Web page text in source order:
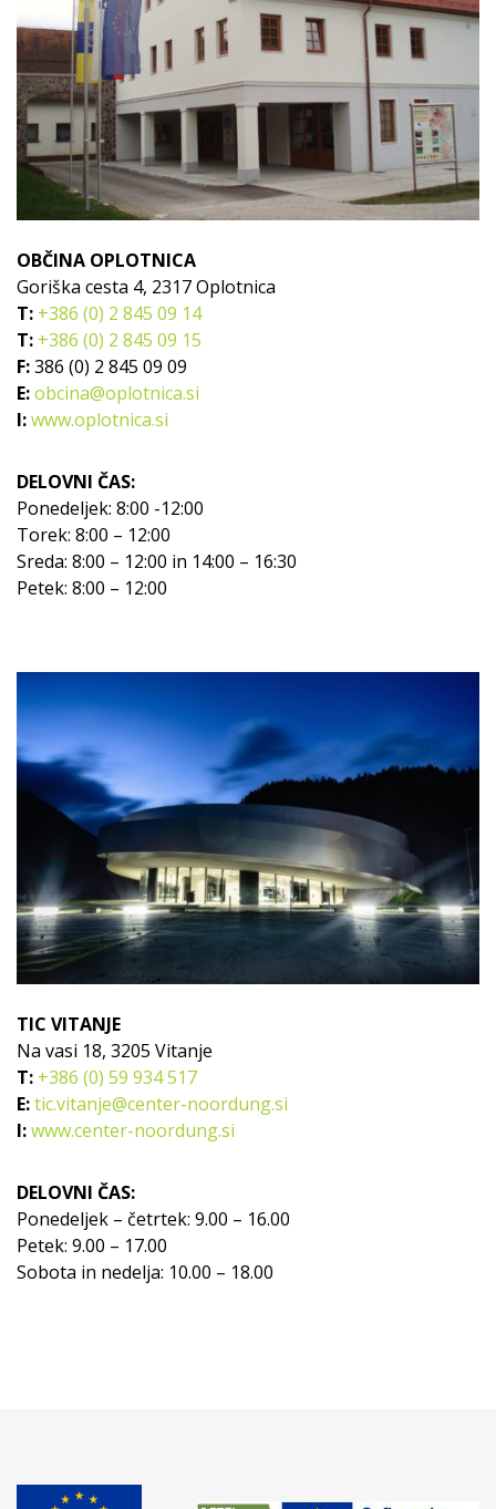
OBČINA OPLOTNICA
Goriška cesta 4, 2317 Oplotnica
T: +386 (0) 2 845 09 14
T: +386 (0) 2 845 09 15
F:386 (0) 2 845 09 09
E:obcina@oplotnica.si
I:www.oplotnica.si
DELOVNI ČAS:
Ponedeljek: 8:00 -12:00
Torek: 8:00 – 12:00
Sreda: 8:00 – 12:00 in 14:00 – 16:30
Petek: 8:00 – 12:00
TIC VITANJE
Na vasi 18, 3205 Vitanje
T: +386 (0) 59 934 517
E:tic.vitanje@center-noordung.si
I:www.center-noordung.si
DELOVNI ČAS:
Ponedeljek – četrtek: 9.00 – 16.00
Petek: 9.00 – 17.00
Sobota in nedelja: 10.00 – 18.00